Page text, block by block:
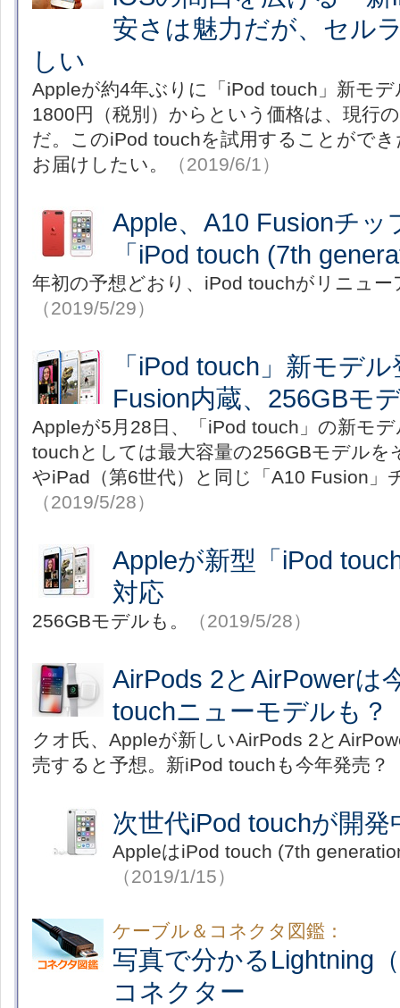
安さは魅力だが、セル
しい
Appleが約4年ぶりに「iPod touch」新モ
1800円（税別）からという価格は、現行
だ。このiPod touchを試用することがで
お届けしたい。
（2019/6/1）
Apple、A10 Fusionチッ
「iPod touch (7th
年初の予想どおり、iPod touchがリニュ
（2019/5/29）
「iPod touch」新モデ
Fusion内蔵、256GBモ
Appleが5月28日、「iPod touch」の新モ
touchとしては最大容量の256GBモデルを
やiPad（第6世代）と同じ「A10 Fusion」
（2019/5/28）
Appleが新型「iPod
対応
256GBモデルも。 （2019/5/28）
AirPods 2とAirPower
touchニューモデルも？
クオ氏、Appleが新しいAirPods 2と
売すると予想。新iPod touchも今年発売？
次世代iPod touchが開発
AppleはiPod touch (7th
（2019/1/15）
ケーブル＆コネクタ図鑑：
写真で分かるLightning
コネクター